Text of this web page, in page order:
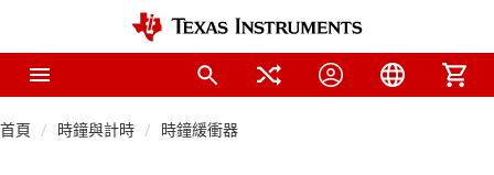
首頁 時鐘與計時 時鐘緩衝器